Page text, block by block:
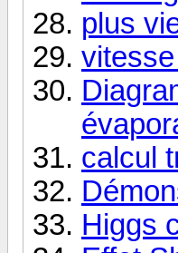
plus
calcul
Higgs